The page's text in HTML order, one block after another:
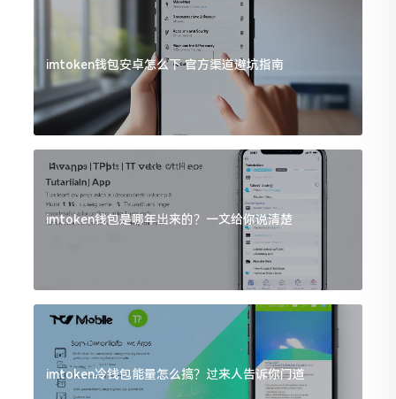
imtoken钱包安卓怎么下 官方渠道避坑指南
imtoken钱包是哪年出来的？一文给你说清楚
imtoken冷钱包能量怎么搞？过来人告诉你门道